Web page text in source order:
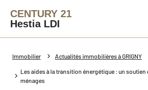
CENTURY 21
Hestia LDI
Immobilier Actualités immobilières à GRIGNY
Les aides à la transition énergétique : un soutien
ménages